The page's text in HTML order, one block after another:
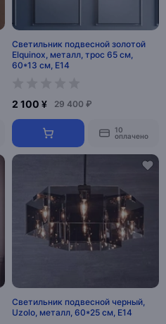
Светильник подвесной золотой
Elquinox, металл, трос 65 см,
60*13 см, Е14
2 100 ¥ 29 400 ₽
10
оплачено
Светильник подвесной черный,
Uzolo, металл, 60*25 см, Е14